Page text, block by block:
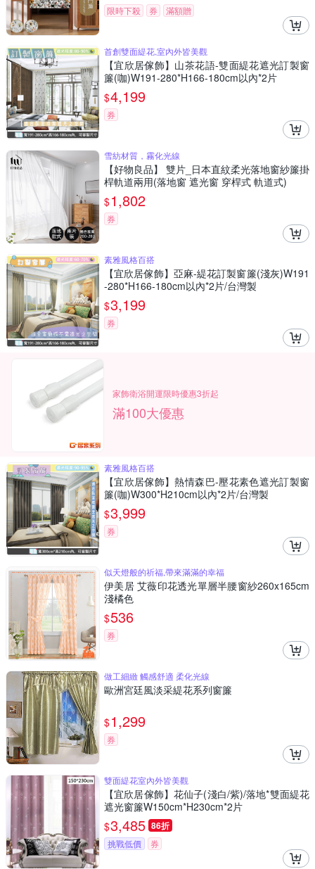
限時下殺 券 滿額贈
首創雙面緹花,室內外皆美觀
【宜欣居傢飾】山茶花語-雙面緹花遮光訂製窗
簾(咖)W191-280*H166-180cm以內*2片
$4,199
券
雪紡材質，霧化光線
【好物良品】 雙片_日本直紋柔光落地窗紗簾掛
桿軌道兩用(落地窗 遮光窗 穿桿式 軌道式)
$1,802
券
素雅風格百搭
【宜欣居傢飾】亞麻-緹花訂製窗簾(淺灰)W191
-280*H166-180cm以內*2片/台灣製
$3,199
券
家飾衛浴開運限時優惠3折起
滿100大優惠
素雅風格百搭
【宜欣居傢飾】熱情森巴-壓花素色遮光訂製窗
簾(咖)W300*H210cm以內*2片/台灣製
$3,999
券
似天燈般的祈福,帶來滿滿的幸福
伊美居 艾薇印花透光單層半腰窗紗260x165cm
淺橘色
$536
券
做工細緻 觸感舒適 柔化光線
歐洲宮廷風淡采緹花系列窗簾
$1,299
券
雙面緹花室內外皆美觀
【宜欣居傢飾】花仙子(淺白/紫)/落地*雙面緹花
遮光窗簾W150cm*H230cm*2片
$3,485 86折
挑戰低價 券